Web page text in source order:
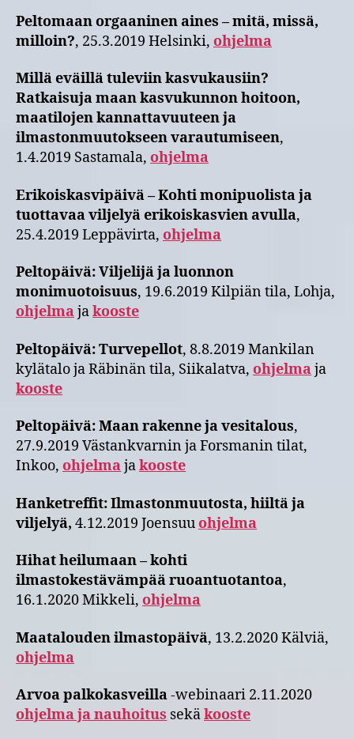
Peltomaan orgaaninen aines – mitä, missä,
milloin?, 25.3.2019 Helsinki, ohjelma
Millä eväillä tuleviin kasvukausiin?
Ratkaisuja maan kasvukunnon hoitoon,
maatilojen kannattavuuteen ja
ilmastonmuutokseen varautumiseen,
1.4.2019 Sastamala, ohjelma
Erikoiskasvipäivä – Kohti monipuolista ja
tuottavaa viljelyä erikoiskasvien avulla,
25.4.2019 Leppävirta, ohjelma
Peltopäivä: Viljelijä ja luonnon
monimuotoisuus, 19.6.2019 Kilpiän tila, Lohja,
ohjelmajakooste
Peltopäivä: Turvepellot, 8.8.2019 Mankilan
kylätalo ja Räbinän tila, Siikalatva, ohjelmaja
kooste
Peltopäivä: Maan rakenne ja vesitalous,
27.9.2019 Västankvarnin ja Forsmanin tilat,
Inkoo, ohjelmajakooste
Hanketreffit: Ilmastonmuutosta, hiiltä ja
viljelyä, 4.12.2019 Joensuuohjelma
Hihat heilumaan – kohti
ilmastokestävämpää ruoantuotantoa,
16.1.2020 Mikkeli, ohjelma
Maatalouden ilmastopäivä, 13.2.2020 Kälviä,
ohjelma
Arvoa palkokasveilla-webinaari 2.11.2020
ohjelma ja nauhoitus sekäkooste